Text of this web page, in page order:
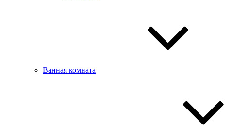
Ванная комната